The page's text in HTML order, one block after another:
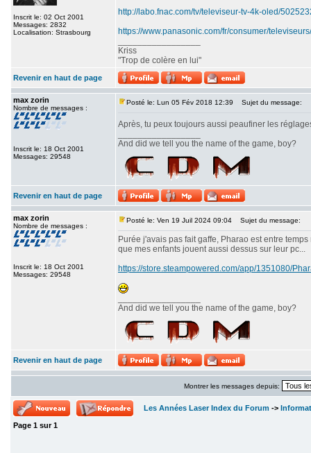
Inscrit le: 02 Oct 2001
Messages: 2832
Localisation: Strasbourg
http://labo.fnac.com/tv/televiseur-tv-4k-oled/
https://www.panasonic.com/fr/consumer/
Kriss
"Trop de colère en lui"
Revenir en haut de page
max zorin
Nombre de messages :
Inscrit le: 18 Oct 2001
Messages: 29548
Posté le: Lun 05 Fév 2018 12:39 Sujet du message:
Après, tu peux toujours aussi peaufiner les
And did we tell you the name of the game, boy?
Revenir en haut de page
max zorin
Nombre de messages :
Inscrit le: 18 Oct 2001
Messages: 29548
Posté le: Ven 19 Juil 2024 09:04 Sujet du message:
Purée j'avais pas fait gaffe, Pharao est entre
que mes enfants jouent aussi dessus sur leur pc...
https://store.steampowered.com/app/1351080/
And did we tell you the name of the game, boy?
Revenir en haut de page
Montrer les messages depuis:
Les Années Laser Index du Forum ->
Page 1 sur1